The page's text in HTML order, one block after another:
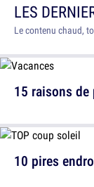
LES
Le contenu chaud,
15 raisons
10 pires